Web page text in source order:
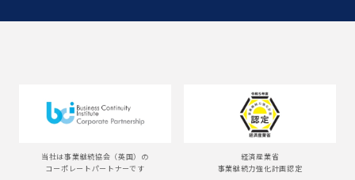
当社は事業継続協会（英国）の
コーポレートパートナーです
経済産業省
事業継続力強化計画認定